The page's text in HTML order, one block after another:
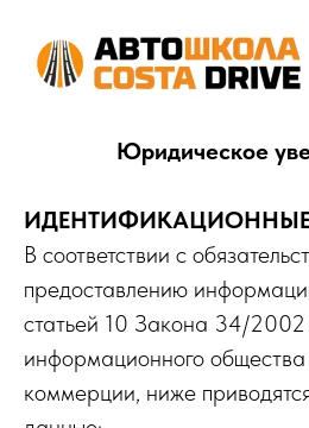
Юридическое
В соответствии с
предоставлению
статьей 10 Закона 34/2002
информационного
коммерции, ниже